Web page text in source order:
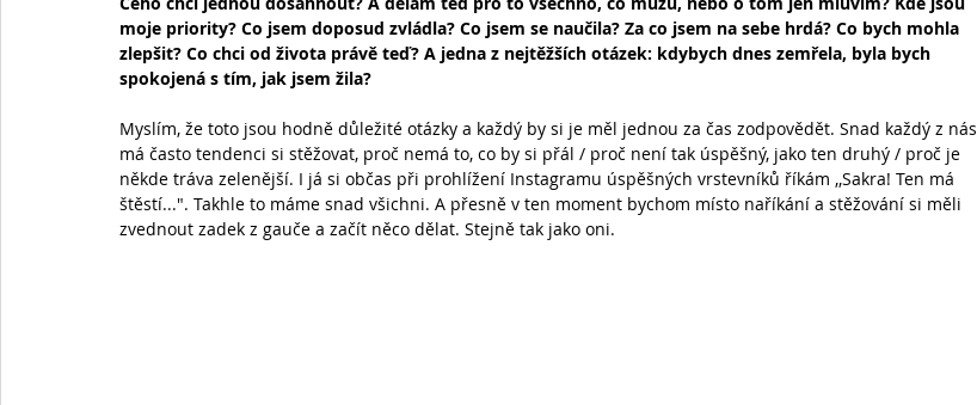
moje priority? Co jsem doposud zvládla? Co jsem se naučila? Za co jsem na sebe hrdá? Co bych mohla
zlepšit? Co chci od života právě teď? A jedna z nejtěžších otázek: kdybych dnes zemřela, byla bych
spokojená s tím, jak jsem žila?
Myslím, že toto jsou hodně důležité otázky a každý by si je měl jednou za čas zodpovědět. Snad každý z nás
má často tendenci si stěžovat, proč nemá to, co by si přál / proč není tak úspěšný, jako ten druhý / proč je
někde tráva zelenější. I já si občas při prohlížení Instagramu úspěšných vrstevníků říkám ,,Sakra! Ten má
štěstí...". Takhle to máme snad všichni. A přesně v ten moment bychom místo naříkání a stěžování si měli
zvednout zadek z gauče a začít něco dělat. Stejně tak jako oni.